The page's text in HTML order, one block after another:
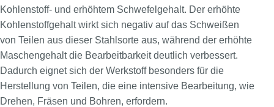
Kohlenstoff- und erhöhtem Schwefelgehalt. Der erhöhte
Kohlenstoffgehalt wirkt sich negativ auf das Schweißen
von Teilen aus dieser Stahlsorte aus, während der erhöhte
Maschengehalt die Bearbeitbarkeit deutlich verbessert.
Dadurch eignet sich der Werkstoff besonders für die
Herstellung von Teilen, die eine intensive Bearbeitung, wie
Drehen, Fräsen und Bohren, erfordern.